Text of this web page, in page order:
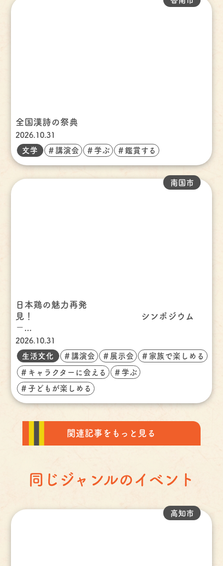
全国漢詩の祭典
2026.10.31
文学 ＃講演会 ＃学ぶ ＃鑑賞する
日本鶏の魅力再発
見！ シンポジウム
－...
2026.10.31
南国市
生活文化 ＃講演会 ＃展示会 ＃家族で楽しめる
＃キャラクターに会える ＃学ぶ
＃子どもが楽しめる
関連記事をもっと見る
同じジャンルのイベント
高知市